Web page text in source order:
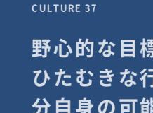
CULTURE 37
野心的な目
ひたむきな
分自身の可